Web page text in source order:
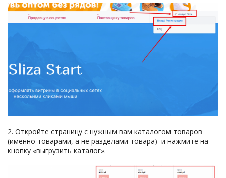
2. Откройте страницу с нужным вам каталогом товаров
(именно товарами, а не разделами товара) и нажмите на
кнопку «выгрузить каталог».